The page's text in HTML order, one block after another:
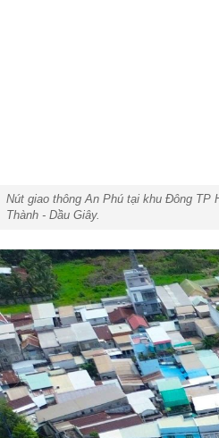
Nút giao thông An Phú tại khu Đông TP
Thành - Dầu Giây.